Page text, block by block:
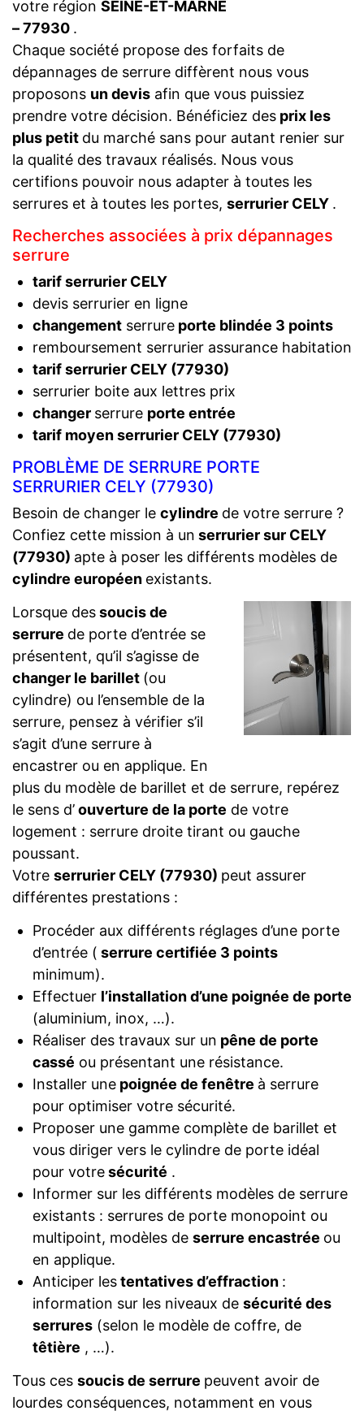
votre région SEINE-ET-MARNE
– 77930 .
Chaque société propose des forfaits de
dépannages de serrure diffèrent nous vous
proposons un devis afin que vous puissiez
prendre votre décision. Bénéficiez des prix les
plus petit du marché sans pour autant renier sur
la qualité des travaux réalisés. Nous vous
certifions pouvoir nous adapter à toutes les
serrures et à toutes les portes, serrurier CELY .
Recherches associées à prix dépannages
serrure
tarif serrurier CELY
devis serrurier en ligne
changementserrureporte blindée 3 points
remboursement serrurier assurance habitation
tarif serrurier CELY (77930)
serrurier boite aux lettres prix
changer serrure porte entrée
tarif moyen serrurier CELY (77930)
PROBLÈME DE SERRURE PORTE
SERRURIER CELY (77930)
Besoin de changer le cylindre de votre serrure ?
Confiez cette mission à un serrurier sur CELY
(77930) apte à poser les différents modèles de
cylindre européen existants.
Lorsque dessoucis de
serrure de porte d’entrée se
présentent, qu’il s’agisse de
changer le barillet (ou
cylindre) ou l’ensemble de la
serrure, pensez à vérifier s’il
s’agit d’une serrure à
encastrer ou en applique. En
plus du modèle de barillet et de serrure, repérez
le sens d’ouverture de la porte de votre
logement : serrure droite tirant ou gauche
poussant.
Votre serrurier CELY (77930) peut assurer
différentes prestations :
Procéder aux différents réglages d’une porte
d’entrée ( serrure certifiée 3 points
minimum).
Effectuer l’installation d’une poignée de porte
(aluminium, inox, …).
Réaliser des travaux sur un pêne de porte
cassé ou présentant une résistance.
Installer unepoignée de fenêtre à serrure
pour optimiser votre sécurité.
Proposer une gamme complète de barillet et
vous diriger vers le cylindre de porte idéal
pour votresécurité .
Informer sur les différents modèles de serrure
existants : serrures de porte monopoint ou
multipoint, modèles de serrure encastrée ou
en applique.
Anticiper lestentatives d’effraction :
information sur les niveaux de sécurité des
serrures(selon le modèle de coffre, de
têtière , …).
Tous ces soucis de serrure peuvent avoir de
lourdes conséquences, notamment en vous